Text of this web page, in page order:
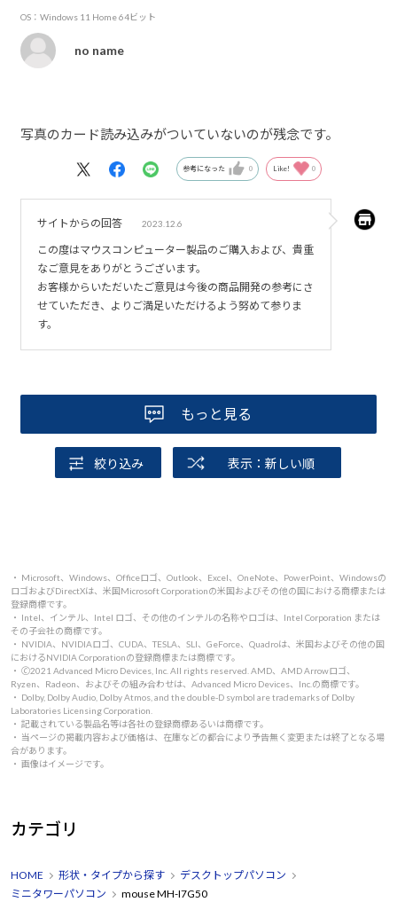
OS：Windows 11 Home 64ビット
no name
写真のカード読み込みがついていないのが残念です。
参考になった 0 Like! 0
サイトからの回答 2023.12.6
この度はマウスコンピューター製品のご購入および、貴重
なご意見をありがとうございます。
お客様からいただいたご意見は今後の商品開発の参考にさ
せていただき、よりご満足いただけるよう努めて参りま
す。
もっと見る
絞り込み 表示：新しい順
・ Microsoft、Windows、Officeロゴ、Outlook、Excel、OneNote、PowerPoint、Windowsの
ロゴおよびDirectXは、米国Microsoft Corporationの米国およびその他の国における商標または
登録商標です。
・ Intel、インテル、Intel ロゴ、その他のインテルの名称やロゴは、Intel Corporation または
その子会社の商標です。
・ NVIDIA、NVIDIAロゴ、CUDA、TESLA、SLI、GeForce、Quadroは、米国およびその他の国
におけるNVIDIA Corporationの登録商標または商標です。
・ 🄫2021 Advanced Micro Devices, Inc. All rights reserved. AMD、AMD Arrowロゴ、
Ryzen、Radeon、およびその組み合わせは、Advanced Micro Devices、Inc.の商標です。
・ Dolby, Dolby Audio, Dolby Atmos, and the double-D symbol are trademarks of Dolby
Laboratories Licensing Corporation.
・ 記載されている製品名等は各社の登録商標あるいは商標です。
・ 当ページの掲載内容および価格は、在庫などの都合により予告無く変更または終了となる場
合があります。
・ 画像はイメージです。
カテゴリ
HOME 形状・タイプから探す
デスクトップパソコン
ミニタワーパソコン
mouse MH-I7G50